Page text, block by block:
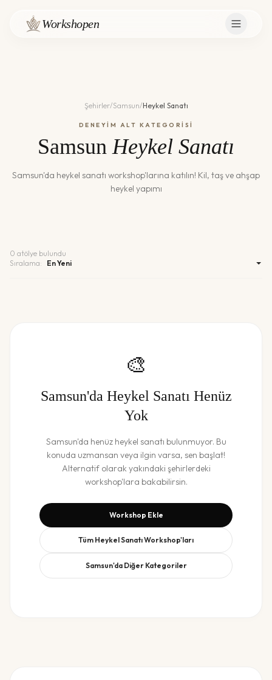
Workshopen
Şehirler/Samsun/Heykel Sanatı
DENEYİM ALT KATEGORİSİ
Samsun Heykel Sanatı
Samsun'da heykel sanatı workshop'larına katılın! Kil, taş ve ahşap
heykel yapımı
0 atölye bulundu
Sıralama:
🎨
Samsun'da Heykel Sanatı Henüz
Yok
Samsun'da henüz heykel sanatı bulunmuyor. Bu
konuda uzmansan veya ilgin varsa, sen başlat!
Alternatif olarak yakındaki şehirlerdeki
workshop'lara bakabilirsin.
Workshop Ekle
Tüm Heykel SanatıWorkshop'ları
Samsun'da Diğer Kategoriler